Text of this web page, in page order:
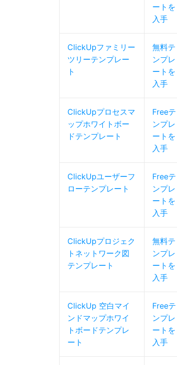
ートを
入手
ClickUpファミリー
ツリーテンプレー
ト
無料テ
ンプレ
ートを
入手
ClickUpプロセスマ
ップホワイトボー
ドテンプレート
Freeテ
ンプレ
ートを
入手
ClickUpユーザーフ
ローテンプレート
Freeテ
ンプレ
ートを
入手
ClickUpプロジェク
トネットワーク図
テンプレート
無料テ
ンプレ
ートを
入手
ClickUp 空白マイ
ンドマップホワイ
トボードテンプレ
ート
Freeテ
ンプレ
ートを
入手